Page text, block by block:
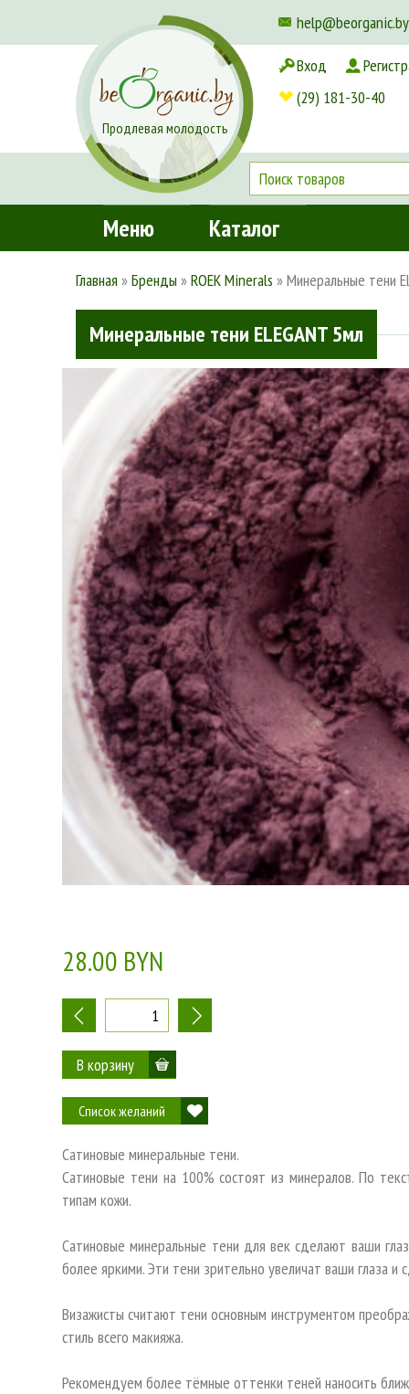
help@beorganic.by
Доставка и оплата
Продлевая молодость
Вход
(29) 181-30-40
Меню Каталог
Главная »Бренды »ROEK Minerals »Минеральные тени
Минеральные тени ELEGANT 5мл
28.00 BYN
- +
Список желаний
Сатиновые минеральные тени.
Сатиновые тени на 100% состоят из минералов. По
типам кожи.
Сатиновые минеральные тени для век сделают ваши
более яркими. Эти тени зрительно увеличат ваши глаза
Визажисты считают тени основным инструментом
стиль всего макияжа.
Рекомендуем более тёмные оттенки теней наносить